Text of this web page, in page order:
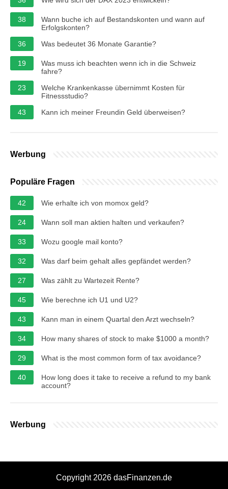
38
Wann buche ich auf Bestandskonten und wann auf
Erfolgskonten?
36
Was bedeutet 36 Monate Garantie?
19
Was muss ich beachten wenn ich in die Schweiz
fahre?
23
Welche Krankenkasse übernimmt Kosten für
Fitnessstudio?
43
Kann ich meiner Freundin Geld überweisen?
Werbung
Populäre Fragen
42 Wie erhalte ich von momox geld?
24 Wann soll man aktien halten und verkaufen?
33 Wozu google mail konto?
32 Was darf beim gehalt alles gepfändet werden?
27 Was zählt zu Wartezeit Rente?
45 Wie berechne ich U1 und U2?
43 Kann man in einem Quartal den Arzt wechseln?
34 How many shares of stock to make $1000 a month?
29 What is the most common form of tax avoidance?
40
How long does it take to receive a refund to my bank
account?
Werbung
Copyright 2026 dasFinanzen.de